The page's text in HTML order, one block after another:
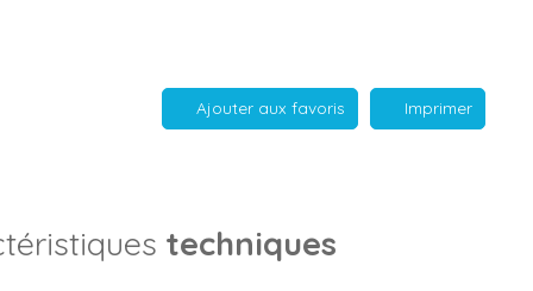
Ajouter aux favoris Imprimer
techniques